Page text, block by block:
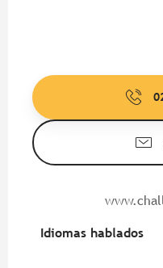
Idiomas hablados
Idiomas hablados